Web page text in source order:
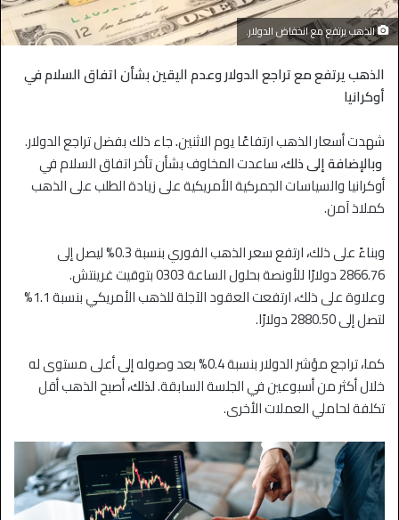
الذهب يرتفع مع انخفاض الدولار.
الذهب يرتفع مع تراجع الدولار وعدم اليقين بشأن اتفاق السلام في
أوكرانيا
شهدت أسعار الذهب ارتفاعًا يوم الاثنين.جاء ذلك بفضل تراجع الدولار.
وبالإضافة إلى ذلك،ساعدت المخاوف بشأن تأخر اتفاق السلام في
أوكرانيا والسياسات الجمركية الأمريكية على زيادة الطلب على الذهب
كملاذ آمن.
وبناءً على ذلك،
ارتفع سعر الذهب الفوري بنسبة 0.3% ليصل إلى
2866.76 دولارًا للأونصة بحلول الساعة 0303 بتوقيت غرينتش.
وعلاوة على ذلك،
ارتفعت العقود الآجلة للذهب الأمريكي بنسبة 1.1%
لتصل إلى 2880.50 دولارًا.
كما،
تراجع مؤشر الدولار بنسبة 0.4% بعد وصوله إلى أعلى مستوى له
خلال أكثر من أسبوعين في الجلسة السابقة.لذلك،أصبح الذهب أقل
تكلفة لحاملي العملات الأخرى.